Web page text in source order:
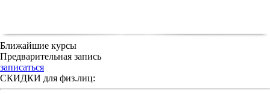
Ближайшие курсы
Предварительная запись
записаться
СКИДКИ для физ.лиц: